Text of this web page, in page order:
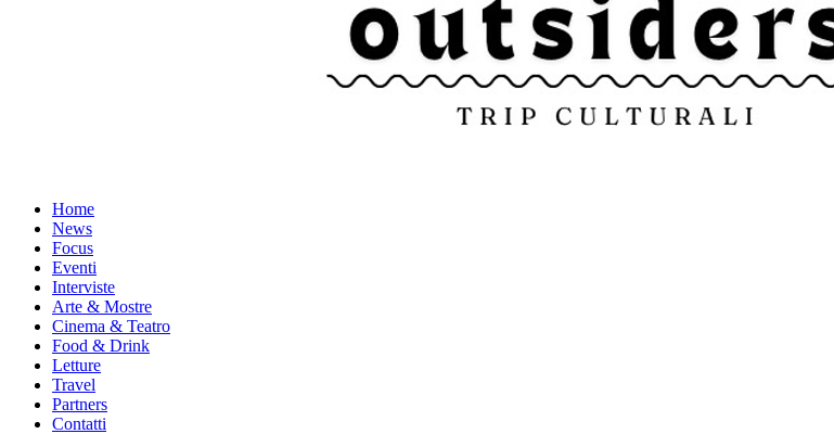
Home
News
Focus
Eventi
Interviste
Arte & Mostre
Cinema & Teatro
Food & Drink
Letture
Travel
Partners
Contatti